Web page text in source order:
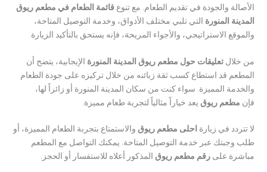
الأصالة والجودة في تقديم الطعام. مع تنوعقائمة الطعام في مطعم ريوق
المدينة المنورة التي تلبي مختلف الأذواق، وخدمة التوصيل المتاحة،
والموقع الاستراتيجي، والأجواء المريحة، فإنه يستحق بالتأكيد الزيارة.
من خلالتعليقات حول مطعم ريوق المدينة المنورة الإيجابية، يتضح أن
المطعم قد استطاع كسب ثقة زبائنه من خلال تركيزه على جودة الطعام
والخدمة المميزة. سواء كنت من سكان المدينة المنورة أو زائراً لها،
فإن مطعم ريوق يعد خياراً مثالياً لتجربة طعام مميزة.
لا تتردد في زيارة احلى مطعم ريوق والاستمتاع بتجربة الطعام المميزة، أو
طلب وجبتك عبر خدمة التوصيل المتاحة. يمكنك التواصل مع المطعم
مباشرة علىرقم مطعم ريوق المذكور أعلاه للاستفسار أو الحجز.